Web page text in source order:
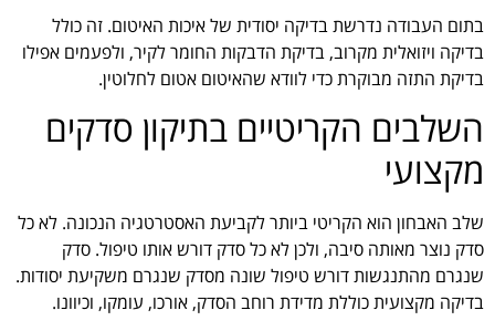
בתום העבודה נדרשת בדיקה יסודית של איכות האיטום. זה כולל
בדיקה ויזואלית מקרוב, בדיקת הדבקות החומר לקיר, ולפעמים אפילו
בדיקת התזה מבוקרת כדי לוודא שהאיטום אטום לחלוטין.
השלבים הקריטיים בתיקון סדקים
מקצועי
שלב האבחון הוא הקריטי ביותר לקביעת האסטרטגיה הנכונה. לא כל
סדק נוצר מאותה סיבה, ולכן לא כל סדק דורש אותו טיפול. סדק
שנגרם מהתנגשות דורש טיפול שונה מסדק שנגרם משקיעת יסודות.
בדיקה מקצועית כוללת מדידת רוחב הסדק, אורכו, עומקו, וכיוונו.